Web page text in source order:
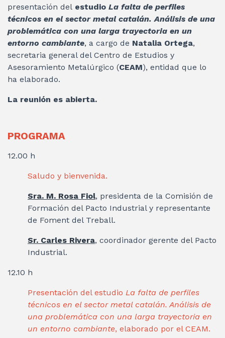
presentación del estudio La falta de perfiles
técnicos en el sector metal catalán. Análisis de una
problemática con una larga trayectoria en un
entorno cambiante, a cargo de Natalia Ortega,
secretaria general del Centro de Estudios y
Asesoramiento Metalúrgico (CEAM), entidad que lo
ha elaborado.
La reunión es abierta.
PROGRAMA
12.00 h
Saludo y bienvenida.
Sra. M. Rosa Fiol, presidenta de la Comisión de
Formación del Pacto Industrial y representante
de Foment del Treball.
Sr. Carles Rivera, coordinador gerente del Pacto
Industrial.
12.10 h
Presentación del estudio La falta de perfiles
técnicos en el sector metal catalán. Análisis de
una problemática con una larga trayectoria en
un entorno cambiante, elaborado por el CEAM.